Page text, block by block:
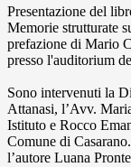
Presentazione del
Memorie strutturate
prefazione di Mario
presso l'auditorium
Sono intervenuti la
Attanasi, l’Avv.
Istituto e Rocco
Comune di
l’autore Luana